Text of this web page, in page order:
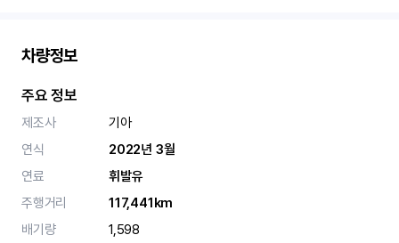
차량정보
주요 정보
제조사
기아
연식
2022년 3월
연료
휘발유
주행거리
117,441km
배기량
1,598